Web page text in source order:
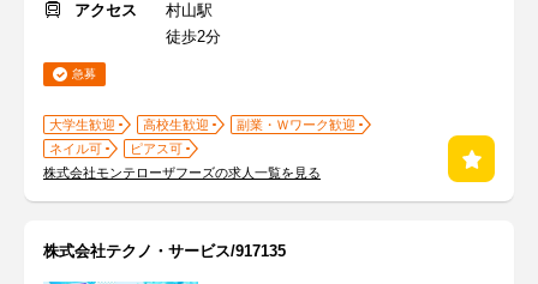
アクセス
村山駅
徒歩2分
急募
大学生歓迎 高校生歓迎
副業・Ｗワーク歓迎
ネイル可
ピアス可
株式会社モンテローザフーズの求人一覧を見る
株式会社テクノ・サービス/917135